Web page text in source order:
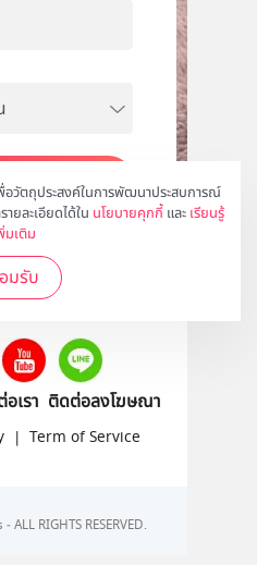
วัตถุประสงค์ในการพัฒนาประสบการณ์
ยละเอียดได้ใน นโยบายคุกกี้ และ เรียนรู้
มเติม
มรับ
สมัคร
เราได้ที่
เรา ติดต่อลงโฆษณา
| Term of Service
RIGHTS RESERVED.